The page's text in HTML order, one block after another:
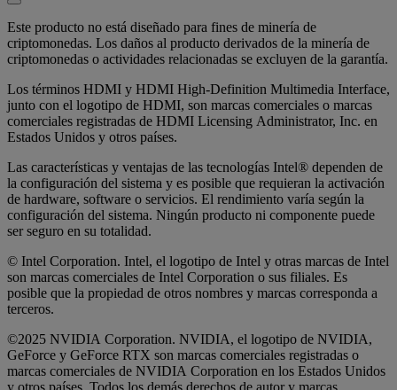
Este producto no está diseñado para fines de minería de
criptomonedas. Los daños al producto derivados de la minería de
criptomonedas o actividades relacionadas se excluyen de la garantía.
Los términos HDMI y HDMI High-Definition Multimedia Interface,
junto con el logotipo de HDMI, son marcas comerciales o marcas
comerciales registradas de HDMI Licensing Administrator, Inc. en
Estados Unidos y otros países.
Las características y ventajas de las tecnologías Intel® dependen de
la configuración del sistema y es posible que requieran la activación
de hardware, software o servicios. El rendimiento varía según la
configuración del sistema. Ningún producto ni componente puede
ser seguro en su totalidad.
© Intel Corporation. Intel, el logotipo de Intel y otras marcas de Intel
son marcas comerciales de Intel Corporation o sus filiales. Es
posible que la propiedad de otros nombres y marcas corresponda a
terceros.
©2025 NVIDIA Corporation. NVIDIA, el logotipo de NVIDIA,
GeForce y GeForce RTX son marcas comerciales registradas o
marcas comerciales de NVIDIA Corporation en los Estados Unidos
y otros países. Todos los demás derechos de autor y marcas